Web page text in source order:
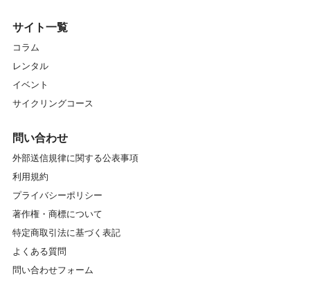
サイト一覧
コラム
レンタル
イベント
サイクリングコース
問い合わせ
外部送信規律に関する公表事項
利用規約
プライバシーポリシー
著作権・商標について
特定商取引法に基づく表記
よくある質問
問い合わせフォーム